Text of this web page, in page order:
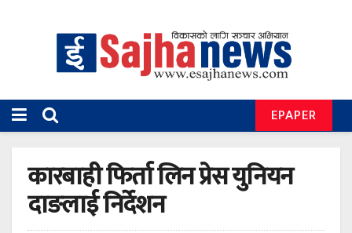
EPAPER
कारबाही फिर्ता लिन प्रेस युनियन
दाङलाई निर्देशन